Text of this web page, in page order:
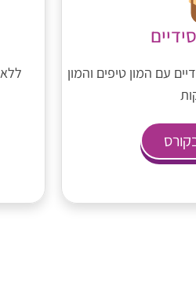
עם המון טיפים והמון